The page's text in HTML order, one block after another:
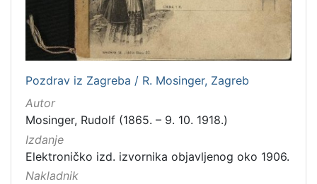
Pozdrav iz Zagreba / R. Mosinger, Zagreb
Autor
Mosinger, Rudolf (1865. – 9. 10. 1918.)
Izdanje
Elektroničko izd. izvornika objavljenog oko 1906.
Nakladnik